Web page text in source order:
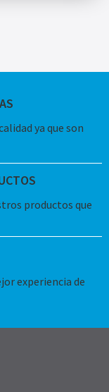
ya que son
productos que
experiencia de